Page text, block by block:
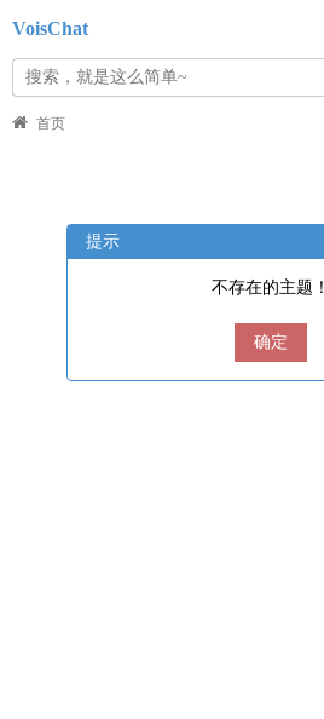
VoisChat
首页
提示
不存在的主题！
确定